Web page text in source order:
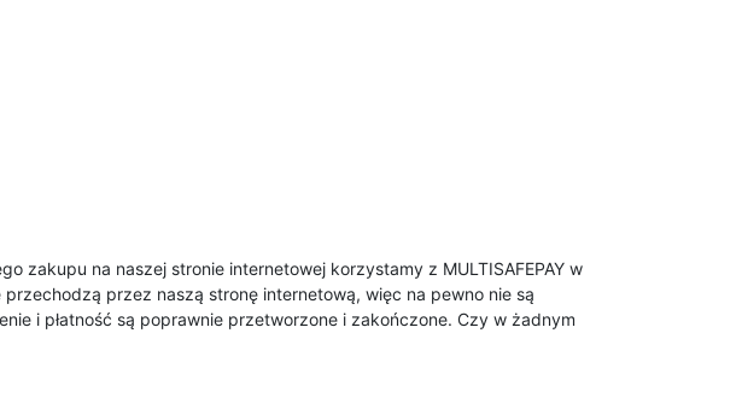
zakupu na naszej stronie internetowej korzystamy z MULTISAFEPAY w
przez naszą stronę internetową, więc na pewno nie są
i płatność są poprawnie przetworzone i zakończone. Czy w żadnym